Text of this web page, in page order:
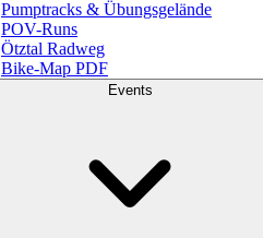
Pumptracks & Übungsgelände
POV-Runs
Ötztal Radweg
Bike-Map PDF
Events